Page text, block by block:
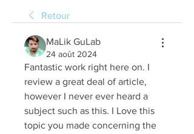
Retour
MaLik GuLab
24 août 2024
Fantastic work right here on. I
review a great deal of article,
however I never ever heard a
subject such as this. I Love this
topic you made concerning the